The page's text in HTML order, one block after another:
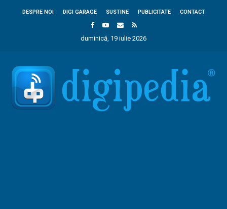
DESPRE NOI DIGI GARAGE SUSTINE PUBLICITATE CONTACT
duminică, 19 iulie 2026